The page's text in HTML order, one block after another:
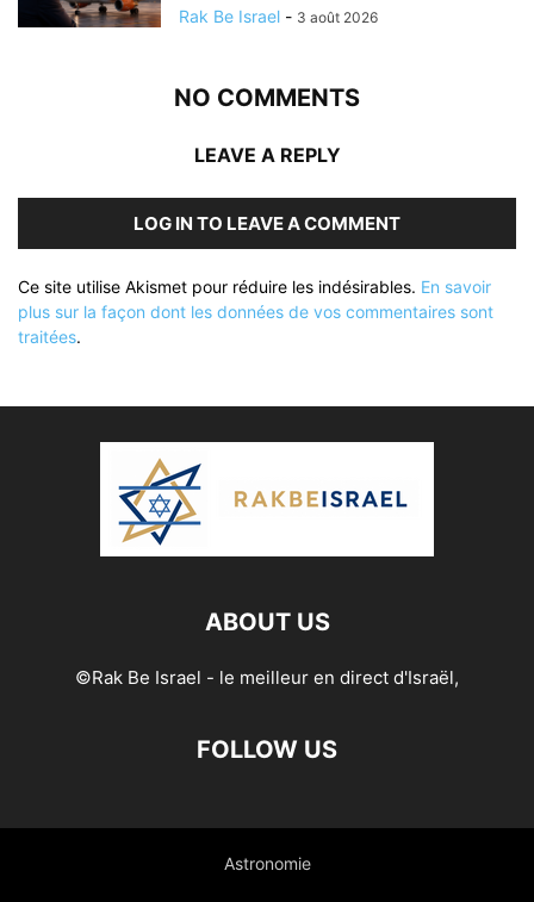
Rak Be Israel - 3 août 2026
NO COMMENTS
LEAVE A REPLY
LOG IN TO LEAVE A COMMENT
Ce site utilise Akismet pour réduire les indésirables. En savoir
plus sur la façon dont les données de vos commentaires sont
traitées.
ABOUT US
©Rak Be Israel - le meilleur en direct d'Israël,
FOLLOW US
Astronomie